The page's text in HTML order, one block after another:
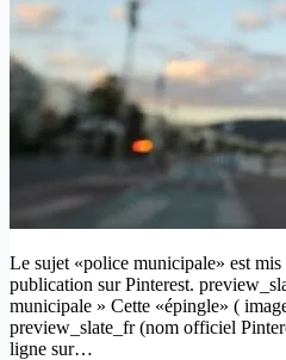
Le sujet «police municipale» est
publication sur Pinterest.
municipale » Cette «épingle» (
preview_slate_fr (nom officiel
ligne sur…